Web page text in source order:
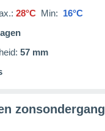
28°C Min: 16°C
57 mm
zonsondergang